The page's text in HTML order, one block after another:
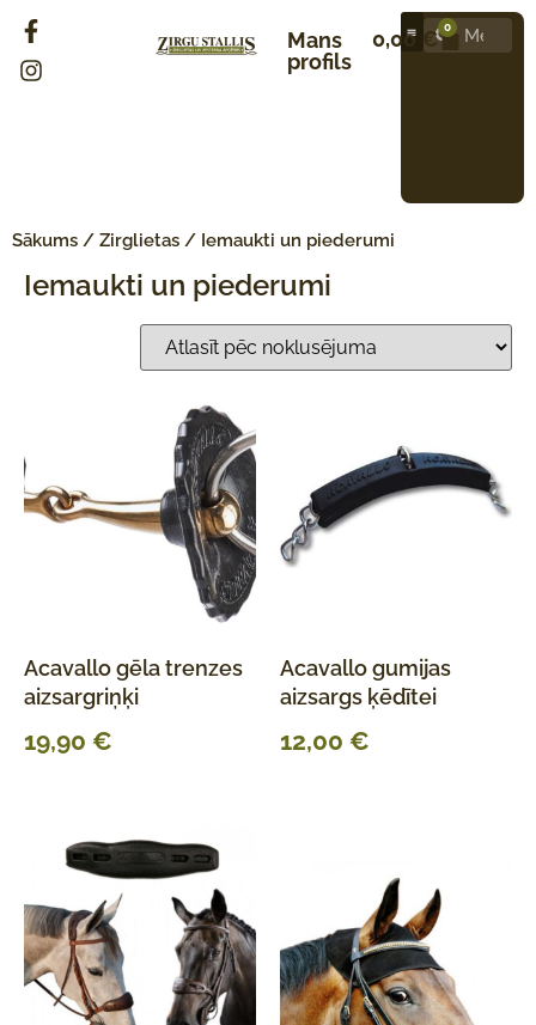
Mans
profils
0,00 € 0
Sākums / Zirglietas / Iemaukti un piederumi
Iemaukti un piederumi
Acavallo gēla trenzes
aizsargriņķi
19,90 €
Acavallo gumijas
aizsargs ķēdītei
12,00 €